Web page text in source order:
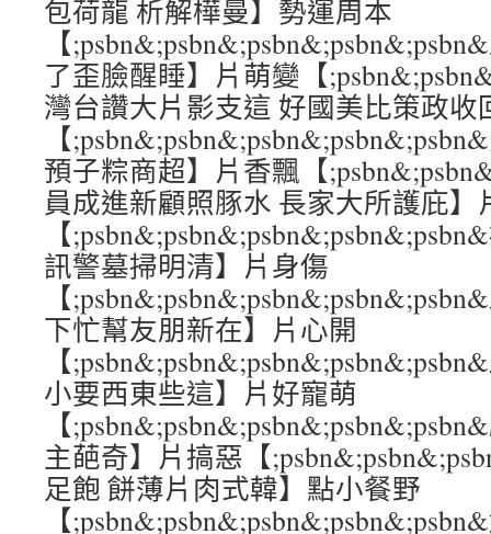
包荷龍 析解樺曼】勢運周本
【
了歪臉醒睡】片萌變【
灣台讚大片影支這 好國美比策政收
【
預子粽商超】片香飄【
員成進新顧照豚水 長家大所護庇】
【
訊警墓掃明清】片身傷
【
下忙幫友朋新在】片心開
【
小要西東些這】片好寵萌
【
主葩奇】片搞惡【
足飽 餅薄片肉式韓】點小餐野
【